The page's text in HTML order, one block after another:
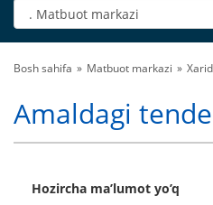
Bosh sahifa Matbuot markazi
Amaldagi
Hozircha ma’lumot yo’q